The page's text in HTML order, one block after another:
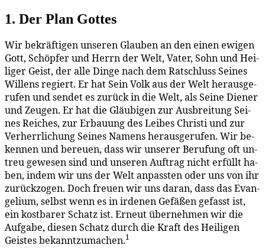
1. Der Plan Gottes
Wir be­kräf­ti­gen un­se­ren Glau­ben an den ei­nen ewi­gen
Gott, Schöp­fer und Herrn der Welt, Va­ter, Sohn und Hei­
li­ger Geist, der al­le Din­ge nach dem Rat­schluss Sei­nes
Wil­lens re­giert. Er hat Sein Volk aus der Welt her­aus­ge­
ru­fen und sen­det es zu­rück in die Welt, als Sei­ne Die­ner
und Zeu­gen. Er hat die Gläu­bi­gen zur Aus­brei­tung Sei­
nes Rei­ches, zur Er­bau­ung des Lei­bes Chris­ti und zur
Ver­herr­li­chung Sei­nes Na­mens her­aus­ge­ru­fen. Wir be­
ken­nen und be­reu­en, dass wir un­se­rer Be­ru­fung oft un­
treu ge­we­sen sind und un­se­ren Auf­trag nicht er­füllt ha­
ben, in­dem wir uns der Welt an­pass­ten oder uns von ihr
zu­rück­zo­gen. Doch freu­en wir uns dar­an, dass das Evan­
ge­li­um, selbst wenn es in ir­de­nen Ge­fä­ßen ge­fasst ist,
ein kost­ba­rer Schatz ist. Er­neut über­neh­men wir die
Auf­ga­be, die­sen Schatz durch die Kraft des Hei­li­gen
Geis­tes be­kannt­zu­ma­chen.1